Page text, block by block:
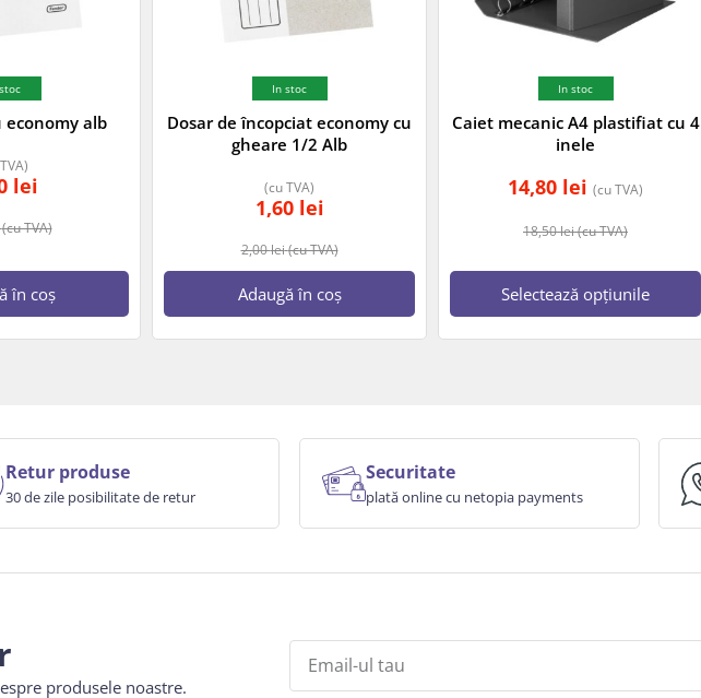
economy alb
(cu TVA)
lei
în coș
In stoc
Dosar de încopciat economy cu
gheare 1/2 Alb
2,00lei(cu TVA)
1,60 lei
(cu TVA)
Adaugă în coș
In stoc
Caiet mecanic A4 plastifiat cu 4
inele
18,50lei(cu TVA)
14,80 lei (cu TVA)
Selectează opțiunile
Retur produse
30 de zile posibilitate de retur
Securitate
plată online cu netopia payments
produsele noastre.